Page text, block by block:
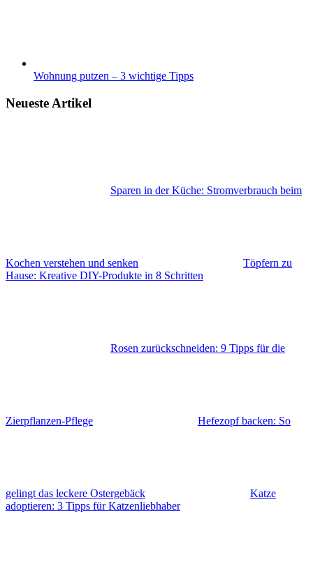
Wohnung putzen – 3 wichtige Tipps
Neueste Artikel
Sparen in der Küche: Stromverbrauch beim
Kochen verstehen und senken
Töpfern zu
Hause: Kreative DIY-Produkte in 8 Schritten
Rosen zurückschneiden: 9 Tipps für die
Zierpflanzen-Pflege Hefezopf backen: So
gelingt das leckere Ostergebäck
Katze
adoptieren: 3 Tipps für Katzenliebhaber